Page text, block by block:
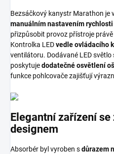
Bezsáčkový kanystr Marathon je
manuálním nastavením
přizpůsobit provoz přístroje
Kontrolka LEDvedle ovládacího
ventilátoru. Dodávané LED světlo
poskytujedodatečné osvětlení
funkce pohlcovače zajišťují
Elegantní zařízení
designem
Absorbér byl vyroben sdůrazem